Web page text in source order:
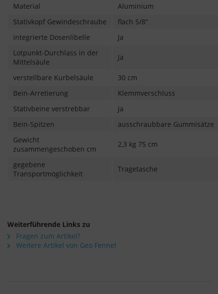
Material
Aluminium
Stativkopf Gewindeschraube
flach 5/8“
integrierte Dosenlibelle
Ja
Lotpunkt-Durchlass in der
Mittelsäule
Ja
verstellbare Kurbelsäule
30 cm
Bein-Arretierung
Klemmverschluss
Stativbeine verstrebbar
Ja
Bein-Spitzen
ausschraubbare Gummisätze
Gewicht
zusammengeschoben cm
2,3 kg 75 cm
gegebene
Transportmöglichkeit
Tragetasche
Weiterführende Links zu
Fragen zum Artikel?
Weitere Artikel von Geo Fennel